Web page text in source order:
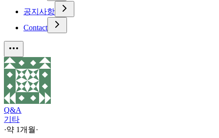
공지사항
Contact
Q&A
기타
·약 1개월·